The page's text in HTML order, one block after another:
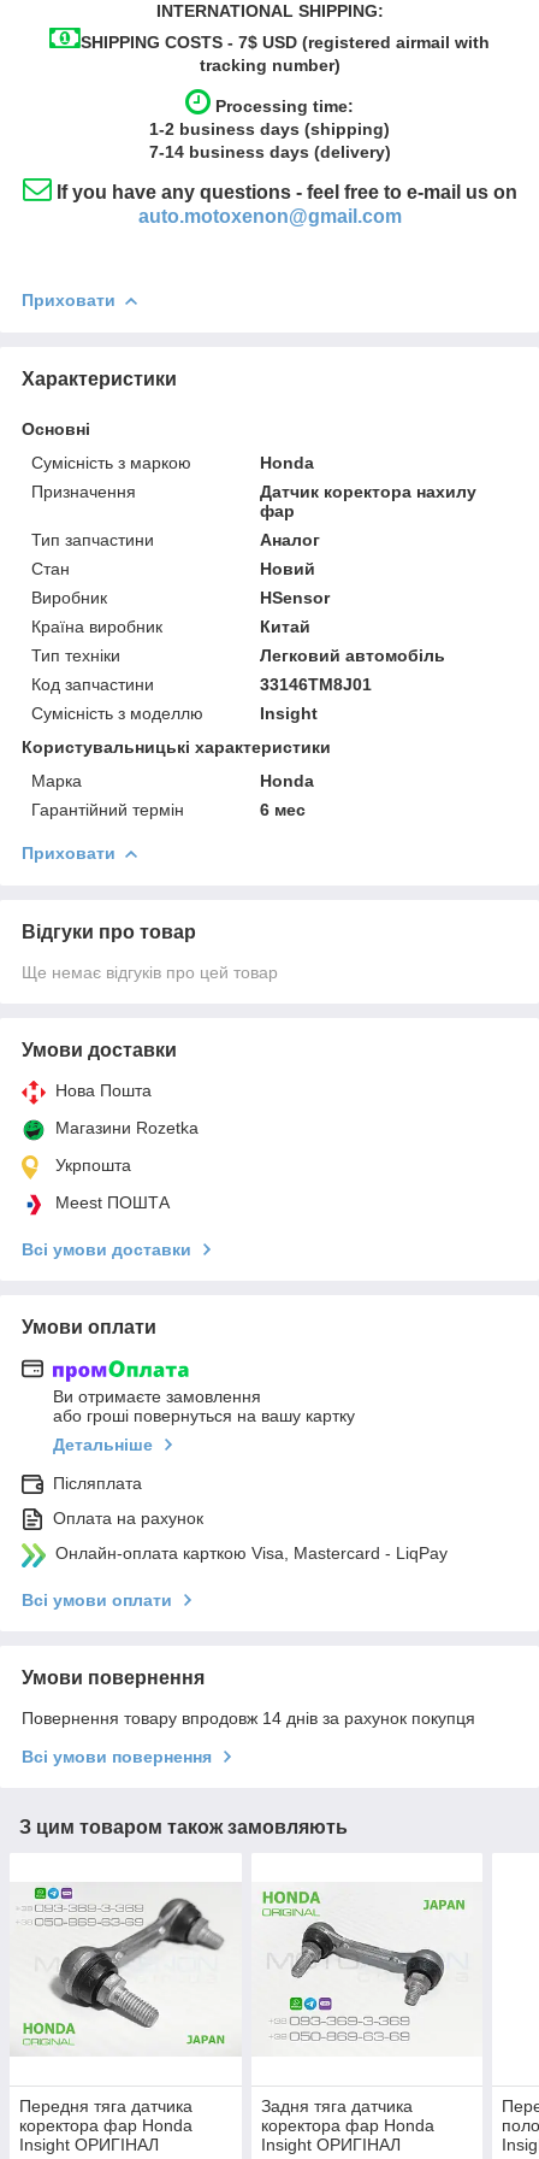
INTERNATIONAL SHIPPING:
SHIPPING COSTS - 7$ USD (registered airmail with
tracking number)
Processing time:
1-2 business days (shipping)
7-14 business days (delivery)
If you have any questions - feel free to e-mail us on
auto.motoxenon@gmail.com
Приховати
Характеристики
Основні
Сумісність з маркою
Honda
Призначення
Датчик коректора нахилу
фар
Тип запчастини
Аналог
Стан
Новий
Виробник
HSensor
Країна виробник
Китай
Тип техніки
Легковий автомобіль
Код запчастини
33146TM8J01
Сумісність з моделлю
Insight
Користувальницькі характеристики
Марка
Honda
Гарантійний термін
6 мес
Приховати
Відгуки про товар
Ще немає відгуків про цей товар
Умови доставки
Нова Пошта
Магазини Rozetka
Укрпошта
Meest ПОШТА
Всі умови доставки
Умови оплати
Ви отримаєте замовлення
або гроші повернуться на вашу картку
Детальніше
Післяплата
Оплата на рахунок
Онлайн-оплата карткою Visa, Mastercard - LiqPay
Всі умови оплати
Умови повернення
Повернення товару впродовж 14 днів за рахунок покупця
Всі умови повернення
З цим товаром також замовляють
Передня тяга датчика
коректора фар Honda
Insight ОРИГІНАЛ
Задня тяга датчика
коректора фар Honda
Insight ОРИГІНАЛ